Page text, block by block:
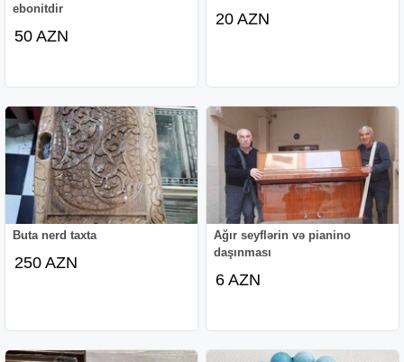
ebonitdir
50 AZN
20 AZN
Buta nerd taxta
250 AZN
Ağır seyflərin və pianino
daşınması
6 AZN